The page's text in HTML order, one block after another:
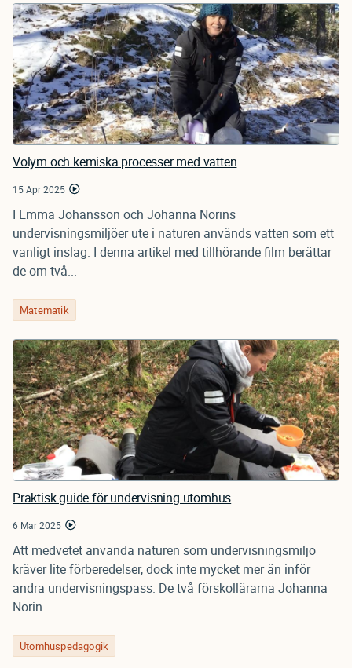
Volym och kemiska processer med vatten
15 Apr 2025
I Emma Johansson och Johanna Norins
undervisningsmiljöer ute i naturen används vatten som ett
vanligt inslag. I denna artikel med tillhörande film berättar
de om två...
Matematik
Praktisk guide för undervisning utomhus
6 Mar 2025
Att medvetet använda naturen som undervisningsmiljö
kräver lite förberedelser, dock inte mycket mer än inför
andra undervisningspass. De två förskollärarna Johanna
Norin...
Utomhuspedagogik